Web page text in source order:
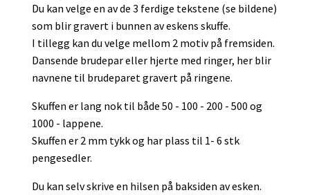
Du kan velge en av de 3 ferdige tekstene (se bildene)
som blir gravert i bunnen av eskens skuffe.
I tillegg kan du velge mellom 2 motiv på fremsiden.
Dansende brudepar eller hjerte med ringer, her blir
navnene til brudeparet gravert på ringene.
Skuffen er lang nok til både 50 - 100 - 200 - 500 og
1000 - lappene.
Skuffen er 2 mm tykk og har plass til 1- 6 stk
pengesedler.
Du kan selv skrive en hilsen på baksiden av esken.